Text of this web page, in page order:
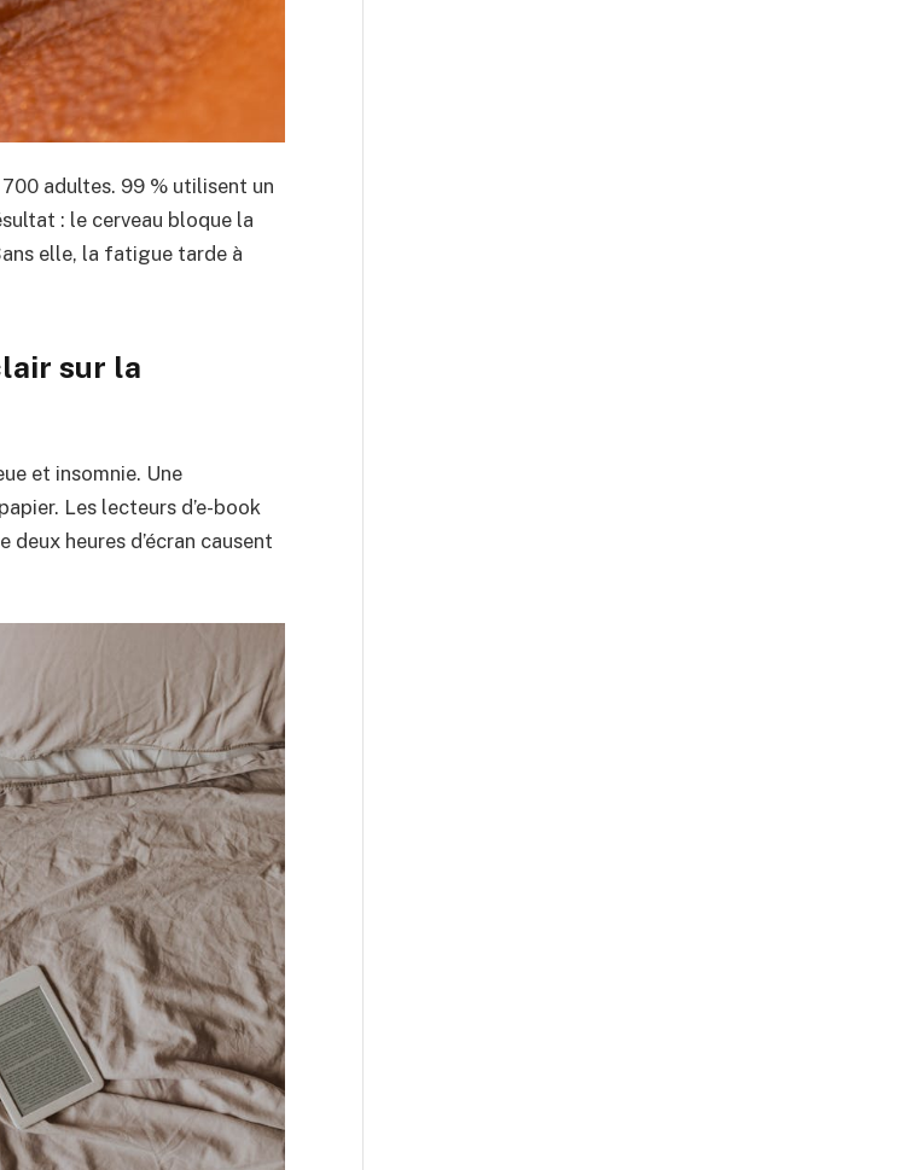
adultes. 99 % utilisent un
: le cerveau bloque la
elle, la fatigue tarde à
sur la
et insomnie. Une
Les lecteurs d’e-book
deux heures d’écran causent